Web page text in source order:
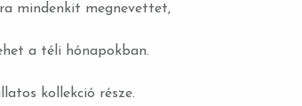
mindenkit megnevettet,
a téli hónapokban.
kollekció része.